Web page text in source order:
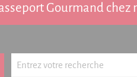
Gourmand chez